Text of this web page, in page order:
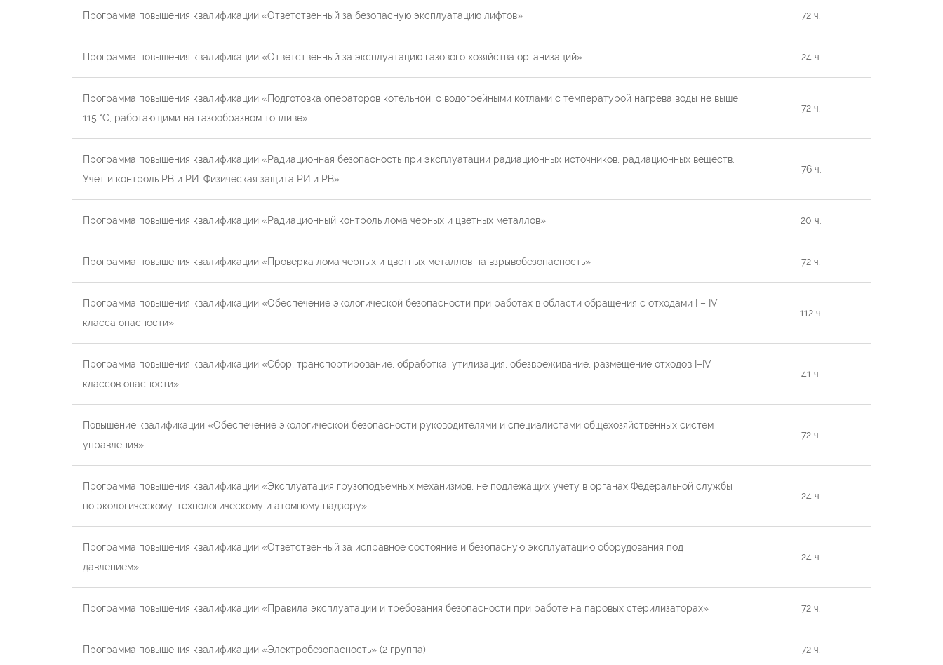
Программа повышения квалификации «Ответственный за безопасную эксплуатацию лифтов» 72 ч.
Программа повышения квалификации «Ответственный за эксплуатацию газового хозяйства организаций» 24 ч.
Программа повышения квалификации «Подготовка операторов котельной, с водогрейными котлами с температурой нагрева воды не выше
115 °С, работающими на газообразном топливе»
72 ч.
Программа повышения квалификации «Радиационная безопасность при эксплуатации радиационных источников, радиационных веществ.
Учет и контроль РВ и РИ. Физическая защита РИ и РВ»
76 ч.
Программа повышения квалификации «Радиационный контроль лома черных и цветных металлов» 20 ч.
Программа повышения квалификации «Проверка лома черных и цветных металлов на взрывобезопасность» 72 ч.
Программа повышения квалификации «Обеспечение экологической безопасности при работах в области обращения с отходами I – IV
класса опасности»
112 ч.
Программа повышения квалификации «Сбор, транспортирование, обработка, утилизация, обезвреживание, размещение отходов I–IV
классов опасности»
41 ч.
Повышение квалификации «Обеспечение экологической безопасности руководителями и специалистами общехозяйственных систем
управления»
72 ч.
Программа повышения квалификации «Эксплуатация грузоподъемных механизмов, не подлежащих учету в органах Федеральной службы
по экологическому, технологическому и атомному надзору»
24 ч.
Программа повышения квалификации «Ответственный за исправное состояние и безопасную эксплуатацию оборудования под
давлением»
24 ч.
Программа повышения квалификации «Правила эксплуатации и требования безопасности при работе на паровых стерилизаторах» 72 ч.
Программа повышения квалификации «Электробезопасность» (2 группа) 72 ч.